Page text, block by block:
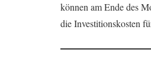
können am Ende des
die Investitionskosten